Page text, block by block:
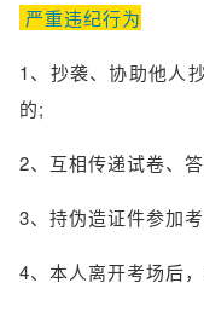
严重违纪行为
1、抄袭、协助他人
的;
2、互相传递试卷、
3、持伪造证件参加
4、本人离开考场后